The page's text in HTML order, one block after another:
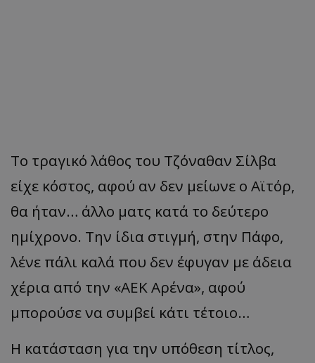
Το τραγικό λάθος του Τζόναθαν Σίλβα
είχε κόστος, αφού αν δεν μείωνε ο Αϊτόρ,
θα ήταν… άλλο ματς κατά το δεύτερο
ημίχρονο. Την ίδια στιγμή, στην Πάφο,
λένε πάλι καλά που δεν έφυγαν με άδεια
χέρια από την «ΑΕΚ Αρένα», αφού
μπορούσε να συμβεί κάτι τέτοιο…
Η κατάσταση για την υπόθεση τίτλος,